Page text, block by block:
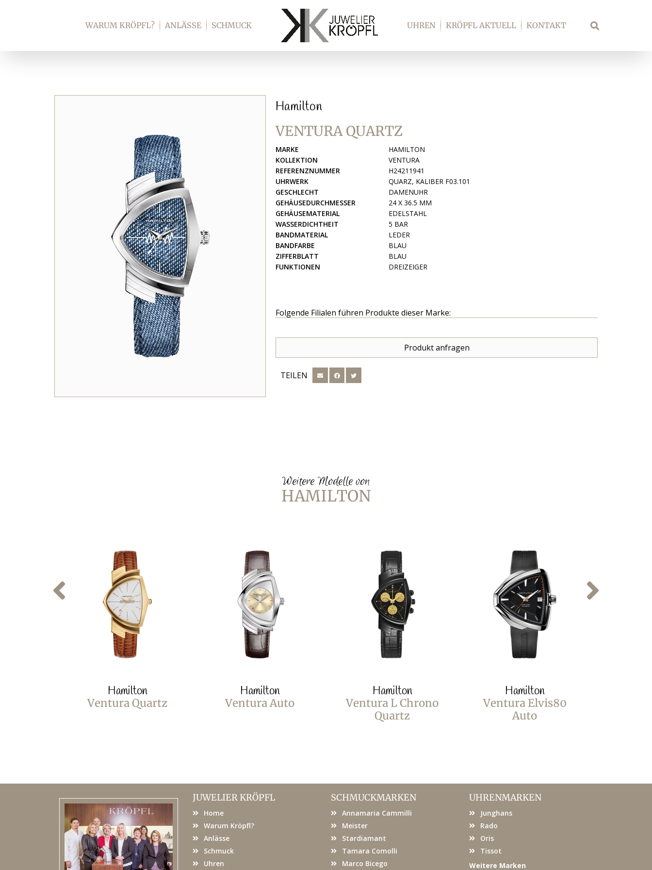
WARUM KRÖPFL? ANLÄSSE SCHMUCK UHREN KRÖPFL AKTUELL KONTAKT Suche
Hamilton
VENTURA QUARTZ
MARKE
HAMILTON
KOLLEKTION
VENTURA
REFERENZNUMMER
H24211941
UHRWERK
QUARZ, KALIBER F03.101
GESCHLECHT
DAMENUHR
GEHÄUSEDURCHMESSER
24 X 36.5 MM
GEHÄUSEMATERIAL
EDELSTAHL
WASSERDICHTHEIT
5 BAR
BANDMATERIAL
LEDER
BANDFARBE
BLAU
ZIFFERBLATT
BLAU
FUNKTIONEN
DREIZEIGER
Folgende Filialen führen Produkte dieser Marke:
Produkt anfragen
TEILEN
Weitere Modelle von
HAMILTON
Hamilton
Ventura Quartz
Hamilton
Ventura Auto
Hamilton
Ventura L Chrono
Quartz
Hamilton
Ventura Elvis80
Auto
JUWELIER KRÖPFL
Home
Warum Kröpfl?
Anlässe
Schmuck
Uhren
SCHMUCKMARKEN
Annamaria Cammilli
Meister
Stardiamant
Tamara Comolli
Marco Bicego
UHRENMARKEN
Junghans
Rado
Oris
Tissot
Weitere Marken